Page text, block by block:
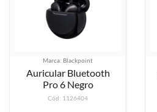
Marca: Blackpoint
Auricular Bluetooth
Pro 6 Negro
Cód: 1126404